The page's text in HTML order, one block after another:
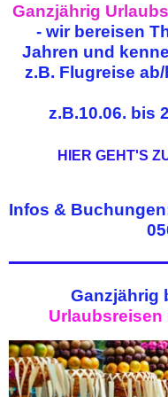
Ganzjährig
- wir bereisen
Jahren und
z.B. Flugreise
z.B.10.06. bis
HIER GEHT'S
Infos &
Ganzjährig
Urlaubsreisen